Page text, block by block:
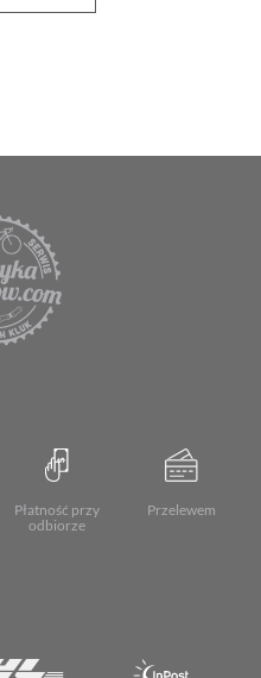
Płatność przy
odbiorze
Przelewem